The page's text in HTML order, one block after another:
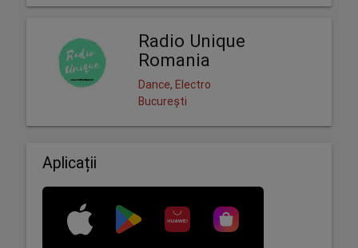
Radio Unique
Romania
Dance, Electro
București
Aplicații